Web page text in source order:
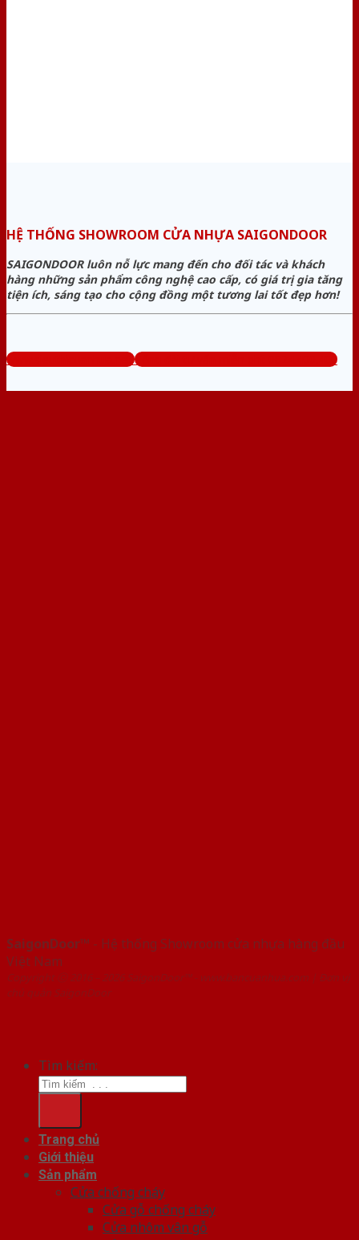
HỆ THỐNG SHOWROOM CỬA NHỰA SAIGONDOOR
SAIGONDOOR luôn nỗ lực mang đến cho đối tác và khách
hàng những sản phẩm công nghệ cao cấp, có giá trị gia tăng
tiện ích, sáng tạo cho cộng đồng một tương lai tốt đẹp hơn!
www.sieuthicuanhua.net Tổng đài tư vấn miễn phí: 0824.400.400
SaigonDoor™ - Hệ thống Showroom cửa nhựa hàng đầu
Việt Nam
Copyright ⓒ 2016 – 2026 SaigonDoor™ - www.bancuanhua.com | Đơn vị
chủ quản SaigonDoor
Tìm kiếm:
Trang chủ
Giới thiệu
Sản phẩm
Cửa chống cháy
Cửa gỗ chống cháy
Cửa nhôm vân gỗ